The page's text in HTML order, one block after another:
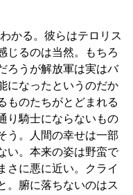
かる。彼らはテロリス
じるのは当然。もちろ
ろうが解放軍は実はバ
になったというのだか
ものたちがとどまれる
り騎士にならないもの
う。人間の幸せは一部
い。本来の姿は野蛮で
さに悪に近い。クライ
。腑に落ちないのはス